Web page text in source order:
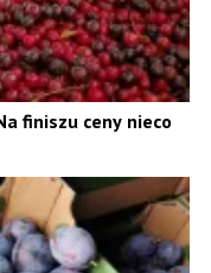
finiszu ceny nieco